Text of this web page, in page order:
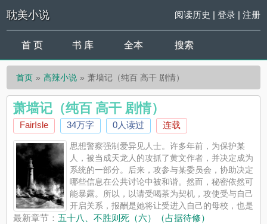
耽美小说 阅读历史 | 登录| 注册
首 页 书 库 全本 搜索
首页 高辣小说 萧墙记（纯百 高干 剧情）
萧墙记（纯百 高干 剧情）
FairIsle 34万字 0人读过 连载
思想警察强制爱异见人士。许多年前，为保护某
人，被当成天龙人的攻抓了黄文作者，并决定成为
系统的一部分。后来，攻参与某委员会，协助决定
哪些信息在公共讨论中被和谐。然而，秘密依然可
能暴露。所以，以请受喝茶为契机，攻使受与自己
开启关系，报酬是她将让受进入自己的母校，也是
受的梦校。受原本被公认将走学术花路，但一朝行差踏错，没有
最新章节： 五十八、不胜则死（六）（占据待修）